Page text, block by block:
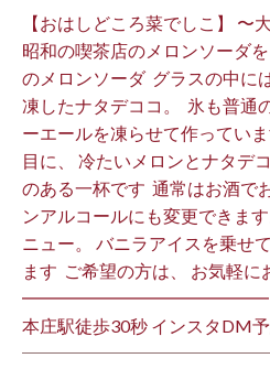
【おはしどころ菜でしこ】 〜
昭和の喫茶店のメロンソーダ
のメロンソーダ ⁡ グラスの中に
凍したナタデココ。 ⁡ 氷も普通
ーエールを凍らせて作ってい
目に、 冷たいメロンとナタデ
のある一杯です ⁡ 通常はお酒で
ンアルコールにも変更できま
ニュー。 バニラアイスを乗せ
ます ⁡ ご希望の方は、 お気軽に
━━━━━━━━━━━━━━ ⁡ 遊
本庄駅徒歩30秒 インスタDM